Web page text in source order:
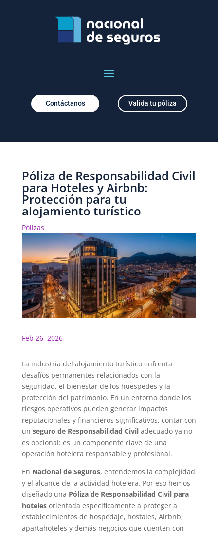
Contáctanos Valida tu póliza
Póliza de Responsabilidad Civil
para Hoteles y Airbnb:
Protección para tu
alojamiento turístico
Pólizas
Feb 26, 2026
La industria del alojamiento turístico enfrenta
desafíos permanentes relacionados con la
seguridad, el bienestar de los huéspedes y la
protección del patrimonio. En un entorno donde los
riesgos operativos pueden generar impactos
reputacionales y financieros significativos, contar con
un seguro de Responsabilidad Civiladecuado ya no
es opcional: es un componente clave de una
operación hotelera responsable y profesional.
En Nacional de Seguros, entendemos la complejidad
y el alcance de la actividad hotelera. Por eso hemos
diseñado una Póliza de Responsabilidad Civil para
hotelesorientada específicamente a proteger a
establecimientos de hospedaje, hostales, Airbnb,
apartahoteles y demás negocios que cuenten con